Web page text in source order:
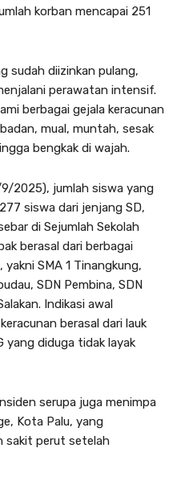
korban mencapai 251
sudah diizinkan pulang,
perawatan intensif.
berbagai gejala keracunan
mual, muntah, sesak
bengkak di wajah.
2025), jumlah siswa yang
siswa dari jenjang SD,
di Sejumlah Sekolah
berasal dari berbagai
SMA 1 Tinangkung,
SDN Pembina, SDN
Indikasi awal
berasal dari lauk
yang diduga tidak layak
serupa juga menimpa
Kota Palu, yang
sakit perut setelah